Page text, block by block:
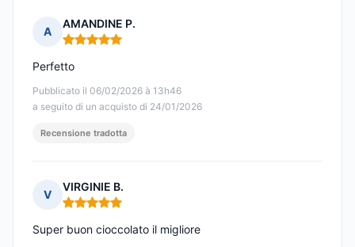
A
AMANDINE P.
Nota: 5 su 5
Pubblicato il 06/02/2026 à 13h46
a seguito di un acquisto di 24/01/2026
Perfetto
Recensione tradotta
V
VIRGINIE B.
Nota: 5 su 5
Super buon cioccolato il migliore